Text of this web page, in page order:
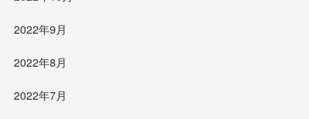
2022年9月
2022年8月
2022年7月